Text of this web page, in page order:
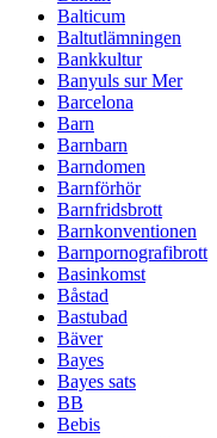
Balticum
Baltutlämningen
Bankkultur
Banyuls sur Mer
Barcelona
Barn
Barnbarn
Barndomen
Barnförhör
Barnfridsbrott
Barnkonventionen
Barnpornografibrott
Basinkomst
Båstad
Bastubad
Bäver
Bayes
Bayes sats
BB
Bebis